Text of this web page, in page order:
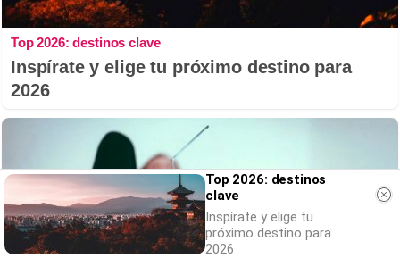
Top 2026: destinos clave
Inspírate y elige tu próximo destino para
2026
Top 2026: destinos
clave
Inspírate y elige tu
próximo destino para
2026